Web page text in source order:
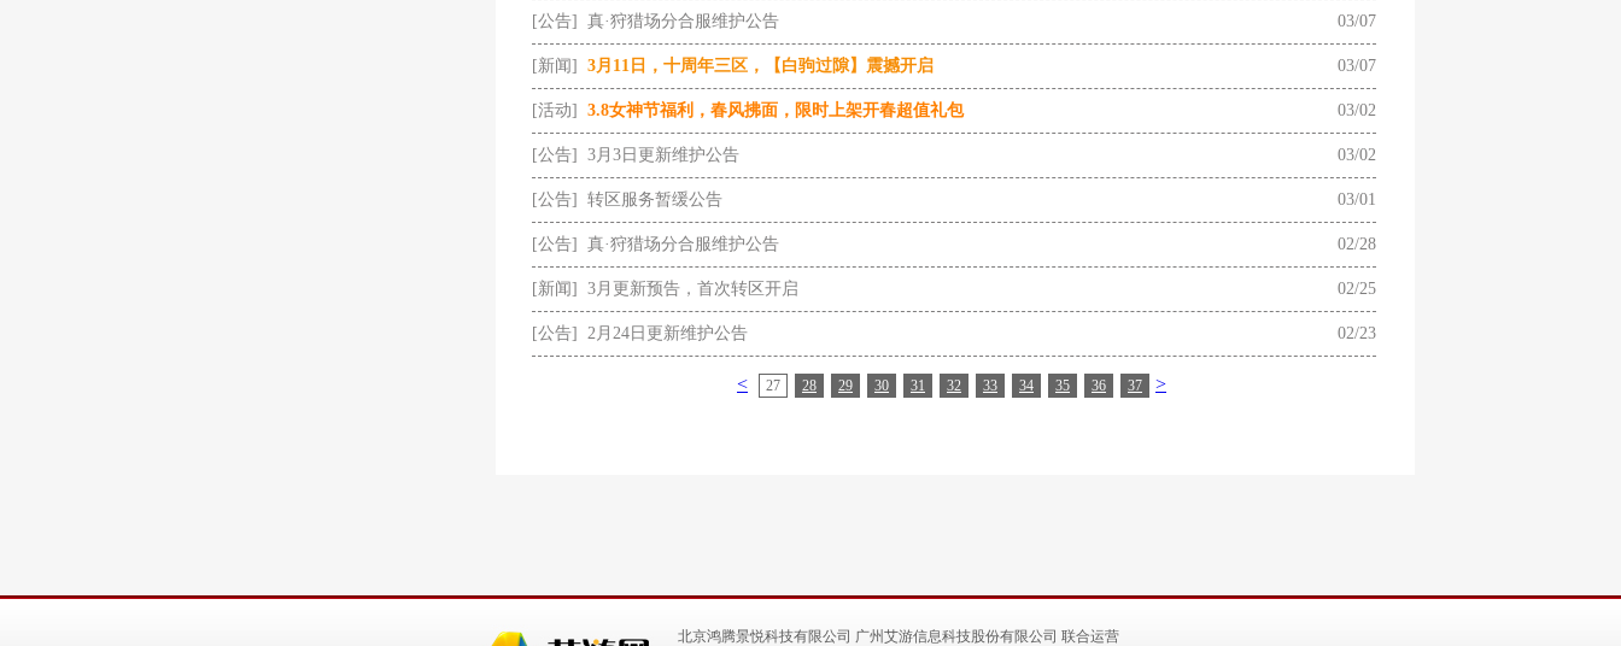
03/07
[公告] 真·狩猎场分合服维护公告
03/07
[新闻] 3月11日，十周年三区，【白驹过隙】震撼开启
03/02
[活动] 3.8女神节福利，春风拂面，限时上架开春超值礼包
03/02
[公告] 3月3日更新维护公告
03/01
[公告] 转区服务暂缓公告
02/28
[公告] 真·狩猎场分合服维护公告
02/25
[新闻] 3月更新预告，首次转区开启
02/23
[公告] 2月24日更新维护公告
< 27 28 29 30 31 32 33 34 35 36 37 >
北京鸿腾景悦科技有限公司 广州艾游信息科技股份有限公司 联合运营